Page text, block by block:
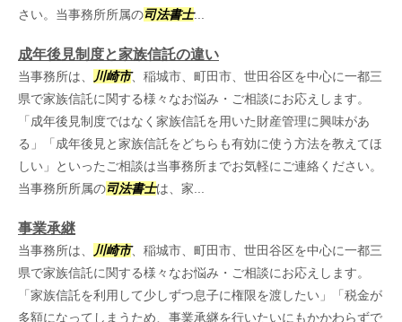
さい。当事務所所属の司法書士...
成年後見制度と家族信託の違い
当事務所は、 川崎市、稲城市、町田市、世田谷区を中心に一都三
県で家族信託に関する様々なお悩み・ご相談にお応えします。
「成年後見制度ではなく家族信託を用いた財産管理に興味があ
る」「成年後見と家族信託をどちらも有効に使う方法を教えてほ
しい」といったご相談は当事務所までお気軽にご連絡ください。
当事務所所属の司法書士は、家...
事業承継
当事務所は、 川崎市、稲城市、町田市、世田谷区を中心に一都三
県で家族信託に関する様々なお悩み・ご相談にお応えします。
「家族信託を利用して少しずつ息子に権限を渡したい」「税金が
多額になってしまうため、事業承継を行いたいにもかかわらずで